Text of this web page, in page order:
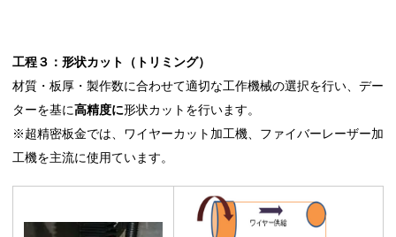
工程３：形状カット（トリミング）
材質・板厚・製作数に合わせて適切な工作機械の選択を行い、デー
ターを基に高精度に形状カットを行います。
※超精密板金では、ワイヤーカット加工機、ファイバーレーザー加
工機を主流に使用ています。